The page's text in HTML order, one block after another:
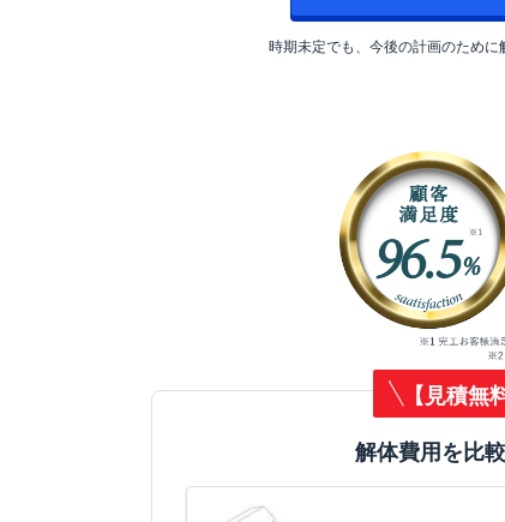
時期未定でも、今後の計画のために
【見積
解体費用を比